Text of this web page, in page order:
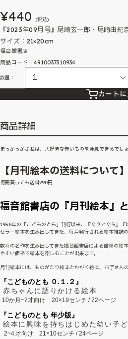
¥440 (税込)
『2023年09月号』尾崎玄一郎・尾崎由紀
サイズ：21×20cm
福音館書店
商品コード：4910037310934
数量：
カート
商品詳細
まっかっかふねは、大好きな赤いものを発見できるでし
【月刊絵本の送料について】
何冊買っても送料290円
福音館書店の『月刊絵本』
1956年の「こどものとも」刊行以来、『ぐりとぐら』
セラー絵本を生み出してきた、毎月発行される絵本雑誌の
数々の名作を生み出してきた福音館書店による信頼の絵
やすい価格で絵本を楽しむことが出来ます。
月刊絵本には、ものがたり絵本とかがく絵本、お子さん
『こどものとも ０.１.２』
赤ちゃんに語りかける絵本
10か月~2才向け 20×19センチ / 22ページ
『こどものとも 年少版』
絵本に興味を持ちはじめた幼い子ど
2~4 才向け 21×10センチ / 24ページ